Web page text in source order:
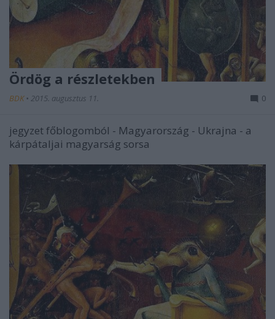
Ördög a részletekben
BDK • 2015. augusztus 11. 0
jegyzet főblogomból - Magyarország - Ukrajna - a
kárpátaljai magyarság sorsa